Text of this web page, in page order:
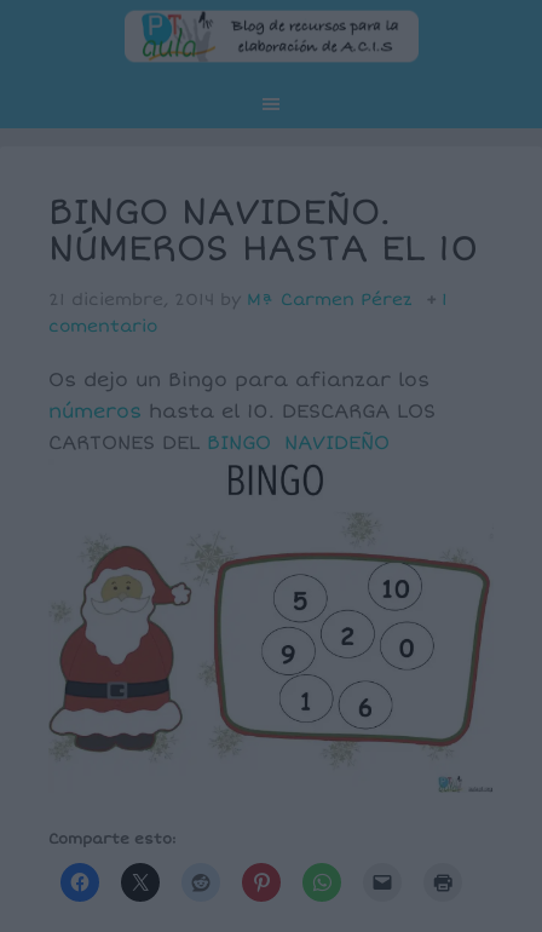
BINGO NAVIDEÑO.
NÚMEROS HASTA EL 10
21 diciembre, 2014 by Mª Carmen Pérez
1
comentario
Os dejo un Bingo para afianzar los
números hasta el 10. DESCARGA LOS
CARTONES DEL BINGO NAVIDEÑO
Comparte esto: